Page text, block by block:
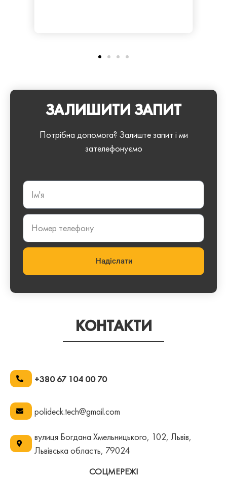
ЗАЛИШИТИ ЗАПИТ
Потрібна допомога? Залиште запит і ми
зателефонуємо
Надіслати
КОНТАКТИ
+380 67 104 00 70
polideck.tech@gmail.com
вулиця Богдана Хмельницького, 102, Львів,
Львівська область, 79024
СОЦМЕРЕЖІ